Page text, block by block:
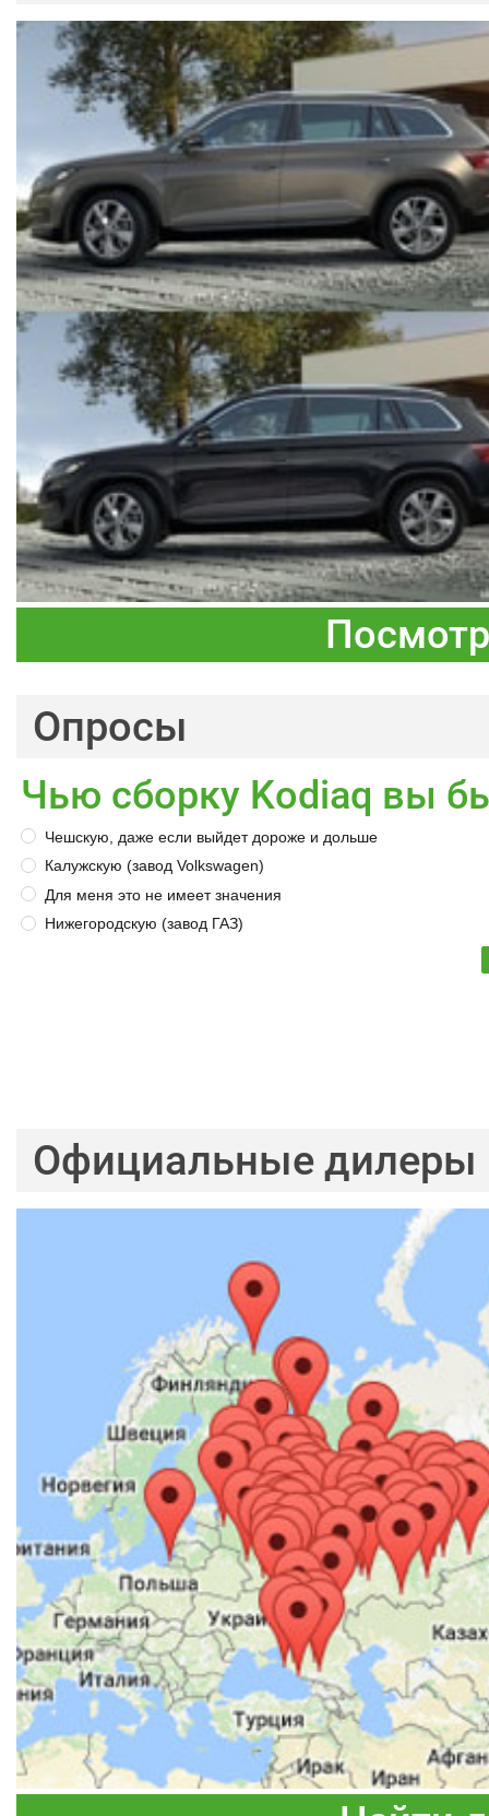
Опросы
Чью сборку Kodiaq вы
Чешскую, даже если выйдет дороже и дольше
Калужскую (завод Volkswagen)
Для меня это не имеет значения
Нижегородскую (завод ГАЗ)
Официальные дилеры